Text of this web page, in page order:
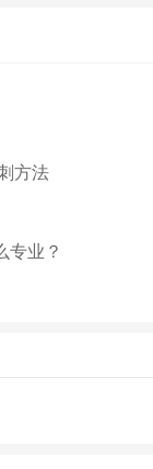
方法
专业？